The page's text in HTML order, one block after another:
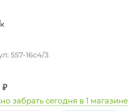
557-16c4/3
₽
забрать сегодня в 1 магазине